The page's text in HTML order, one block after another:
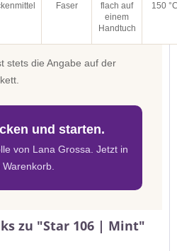
Faser
flach auf
einem
Handtuch
150
stets die Angabe auf der
und starten.
von Lana Grossa. Jetzt in
zu "Star 106 | Mint"